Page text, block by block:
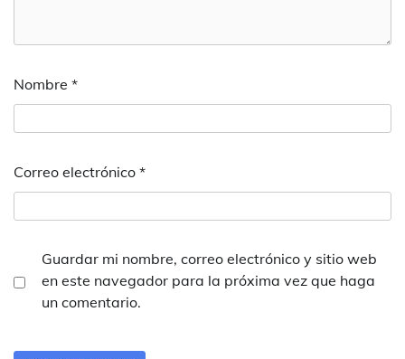
Nombre *
Correo electrónico *
Guardar mi nombre, correo electrónico y sitio web
en este navegador para la próxima vez que haga
un comentario.